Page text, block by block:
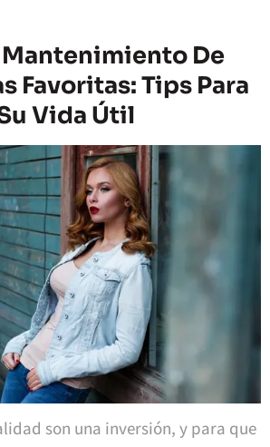
De
Favoritas: Tips Para
Vida Útil
son una inversión, y para que